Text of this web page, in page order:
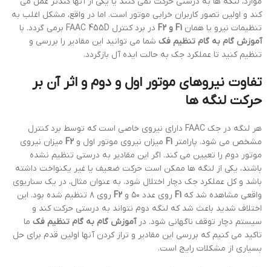
کند و اولین تصور کاربران خرابی موتور است. اما در واقع، مشکل اغلب به
تنظیمات نیرو یا همان F1 و F2
در برد کنترل FAAC 455D برمی گردد. با
آموزش گام به گام تنظیم فک شما می توانید این مقادیر را بررسی و
تنظیم کنید تا عملکرد جک به حالت ایده آل بازگردد.
تفاوت نیروهای موتور اول و دوم و اثر آن بر
حرکت لنگه ها
هر لنگه در جک FAAC دارای نیروی خاصی است که توسط برد کنترل
مشخص می شود. پارامتر F1 میزان نیروی موتور اول و F2 میزان نیروی
موتور دوم را تعیین می کند. اگر این مقادیر به درستی تنظیم نشده
باشند، یکی از لنگه ها ممکن است حرکت ضعیف یا غیر یکنواخت داشته
باشد و کل عملکرد جک دچار اختلال شود. به عنوان مثال، در یک سناریوی
واقعی مشاهده شد که F1 روی عدد ۵۰ و F2
روی ۸ تنظیم شده بود. این
اختلاف شدید باعث شد که لنگه دوم نتواند به درستی حرکت کند و
سیستم دچار توقف ناگهانی شود. درآموزش گام به گام تنظیم فک ما
تاکید می کنیم که بررسی این مقادیر و تراز کردن آنها اولین قدم برای حل
بسیاری از مشکلات رایج است.